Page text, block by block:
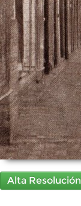
Alta Resolución